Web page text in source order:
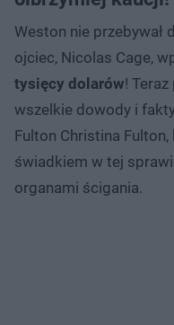
Weston nie przebywał
ojciec, Nicolas Cage,
tysięcy dolarów!
wszelkie dowody i
Fulton Christina
świadkiem w tej
organami ścigania.